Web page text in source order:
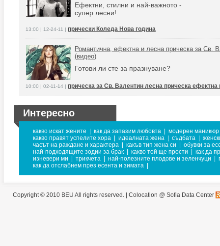
Ефектни, стилни и най-важното -
супер лесни!
13:00 | 12-24-11 | прически Коледа Нова година
Романтична, ефектна и лесна прическа за Св.
(видео)
Готови ли сте за празнуване?
10:00 | 02-11-14 | прическа за Св. Валентин лесна прическа ефектна
Интересно
какво искат жените как да запазим любовта
модерен маникюр
какво правят успелите хора
идеалната жена съдбата
часът на раждане и характера
какъв тип жена си
обувки за
най-подходящите зодии за брак
какво той ще прости
как да
изневери ми
трикчета най-полезните плодове и зеленчуци
как да отслабнем през есента и зимата
Copyright © 2010 BEU All rights reserved. | Colocation @ Sofia Data Center